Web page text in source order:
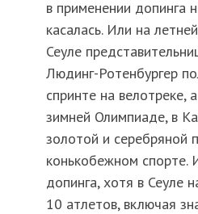
в применении допинга
касалась. Или на
Сеуле
Людинг-Ротенбургер
спринте на велотреке,
зимней Олимпиаде, в
золотой и серебряной
конькобежном спорте.
допинга, хотя в Сеуле
10 атлетов, включая